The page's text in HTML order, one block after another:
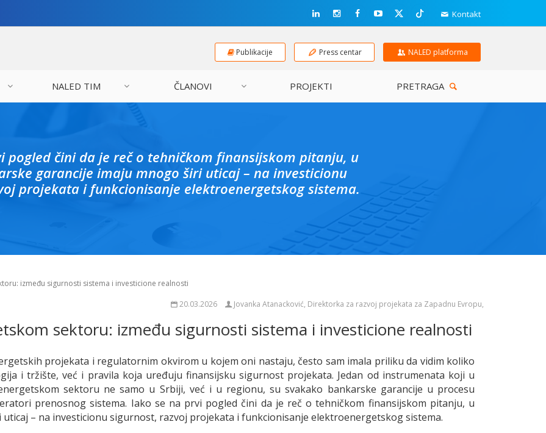
Kontakt
Publikacije Press centar NALED platforma
NALED TIM ČLANOVI PROJEKTI PRETRAGA
pogled čini da je reč o tehničkom finansijskom pitanju, u
garancije imaju mnogo širi uticaj – na investicionu
projekata i funkcionisanje elektroenergetskog sistema.
između sigurnosti sistema i investicione realnosti
20.03.2026
Jovanka Atanacković, Direktorka za razvoj projekata za Zapadnu Evropu,
sektoru: između sigurnosti sistema i investicione realnosti
projekata i regulatornim okvirom u kojem oni nastaju, često sam imala priliku da vidim koliko
i tržište, već i pravila koja uređuju finansijsku sigurnost projekata. Jedan od instrumenata koji u
sektoru ne samo u Srbiji, već i u regionu, su svakako bankarske garancije u procesu
prenosnog sistema. Iako se na prvi pogled čini da je reč o tehničkom finansijskom pitanju, u
– na investicionu sigurnost, razvoj projekata i funkcionisanje elektroenergetskog sistema.